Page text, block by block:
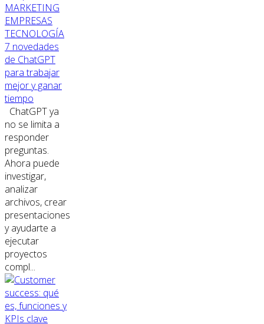
MARKETING
EMPRESAS
TECNOLOGÍA
7 novedades
de ChatGPT
para trabajar
mejor y ganar
tiempo
ChatGPT ya
no se limita a
responder
preguntas.
Ahora puede
investigar,
analizar
archivos, crear
presentaciones
y ayudarte a
ejecutar
proyectos
compl...